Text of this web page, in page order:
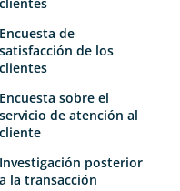
Encuesta de
satisfacción de los
clientes
Encuesta sobre el
servicio de atención al
cliente
Investigación posterior
a la transacción